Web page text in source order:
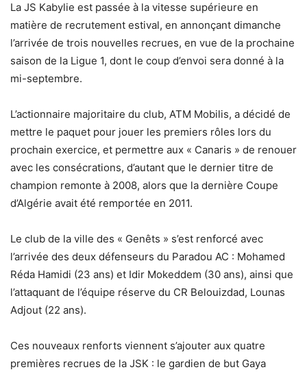
La JS Kabylie est passée à la vitesse supérieure en
matière de recrutement estival, en annonçant dimanche
l’arrivée de trois nouvelles recrues, en vue de la prochaine
saison de la Ligue 1, dont le coup d’envoi sera donné à la
mi-septembre.
L’actionnaire majoritaire du club, ATM Mobilis, a décidé de
mettre le paquet pour jouer les premiers rôles lors du
prochain exercice, et permettre aux « Canaris » de renouer
avec les consécrations, d’autant que le dernier titre de
champion remonte à 2008, alors que la dernière Coupe
d’Algérie avait été remportée en 2011.
Le club de la ville des « Genêts » s’est renforcé avec
l’arrivée des deux défenseurs du Paradou AC : Mohamed
Réda Hamidi (23 ans) et Idir Mokeddem (30 ans), ainsi que
l’attaquant de l’équipe réserve du CR Belouizdad, Lounas
Adjout (22 ans).
Ces nouveaux renforts viennent s’ajouter aux quatre
premières recrues de la JSK : le gardien de but Gaya